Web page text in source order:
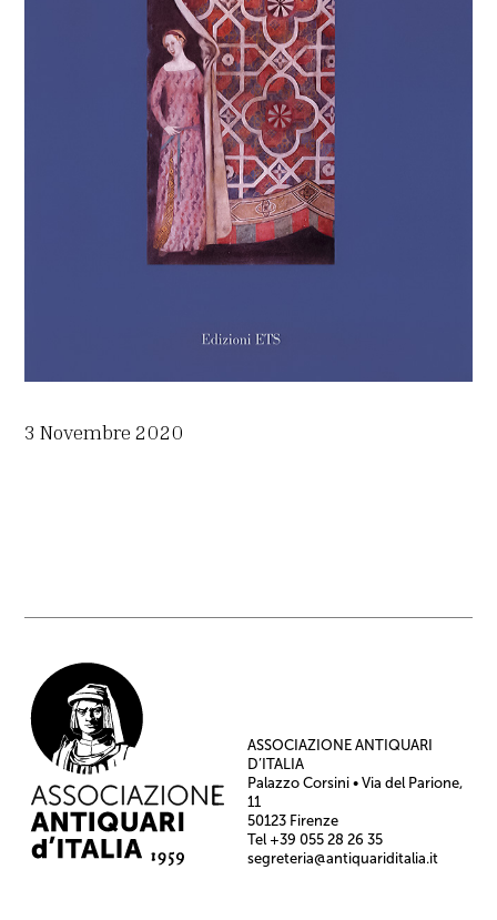
3 Novembre 2020
ASSOCIAZIONE ANTIQUARI
D’ITALIA
Palazzo Corsini • Via del Parione,
11
50123 Firenze
Tel +39 055 28 26 35
segreteria@antiquariditalia.it